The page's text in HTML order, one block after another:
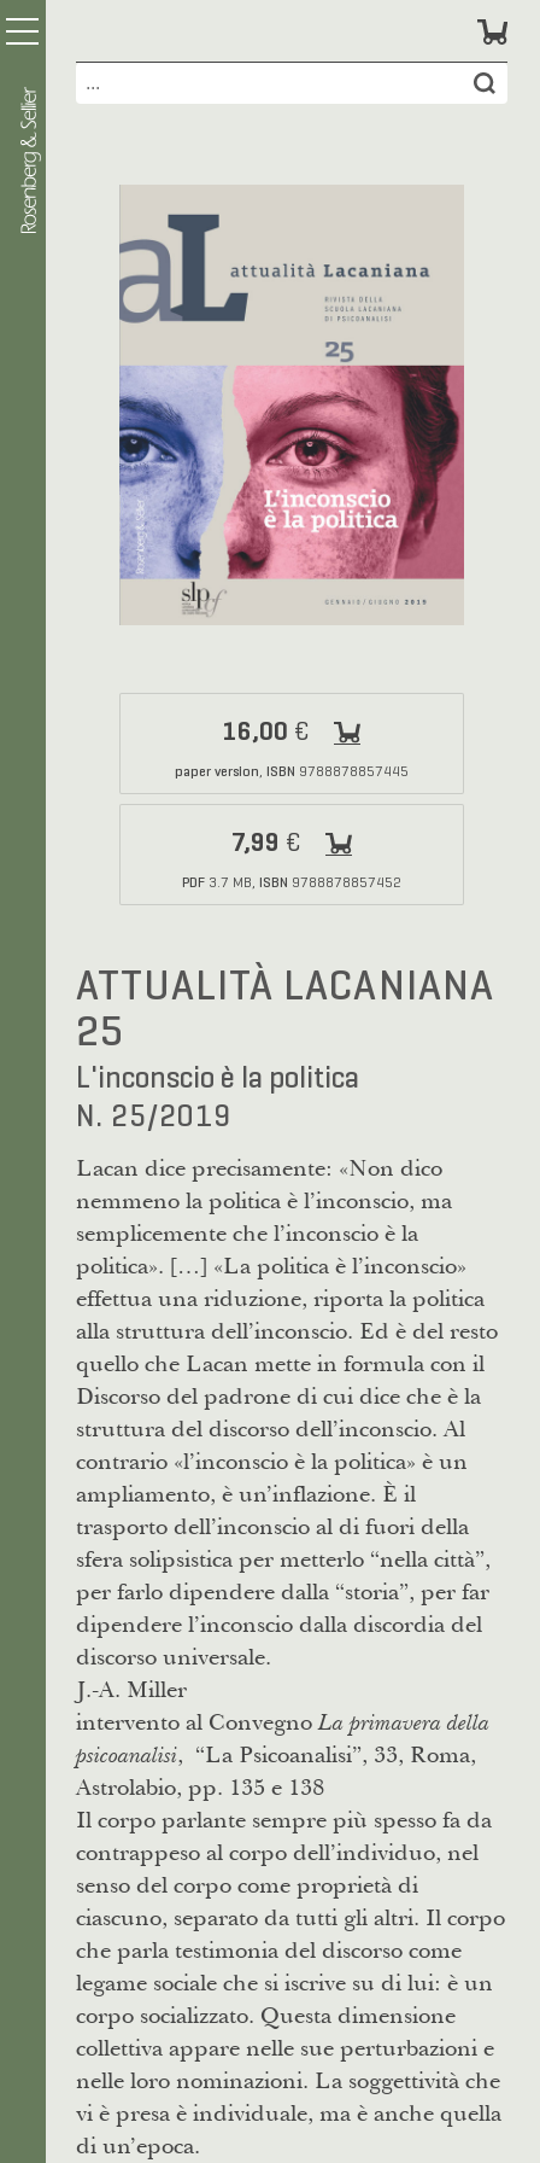
16,00 €
paper version, ISBN 9788878857445
7,99 €
PDF3.7 MB, ISBN 9788878857452
ATTUALITÀ LACANIANA
25
L'inconscio è la politica
N. 25/2019
Lacan dice precisamente: «Non dico
nemmeno la politica è l’inconscio, ma
semplicemente che l’inconscio è la
politica». […] «La politica è l’inconscio»
effettua una riduzione, riporta la politica
alla struttura dell’inconscio. Ed è del resto
quello che Lacan mette in formula con il
Discorso del padrone di cui dice che è la
struttura del discorso dell’inconscio. Al
contrario «l’inconscio è la politica» è un
ampliamento, è un’inflazione. È il
trasporto dell’inconscio al di fuori della
sfera solipsistica per metterlo “nella città”,
per farlo dipendere dalla “storia”, per far
dipendere l’inconscio dalla discordia del
discorso universale.
J.-A. Miller
intervento al ConvegnoLa primavera della
psicoanalisi, “La Psicoanalisi”, 33, Roma,
Astrolabio, pp. 135 e 138
Il corpo parlante sempre più spesso fa da
contrappeso al corpo dell’individuo, nel
senso del corpo come proprietà di
ciascuno, separato da tutti gli altri. Il corpo
che parla testimonia del discorso come
legame sociale che si iscrive su di lui: è un
corpo socializzato. Questa dimensione
collettiva appare nelle sue perturbazioni e
nelle loro nominazioni. La soggettività che
vi è presa è individuale, ma è anche quella
di un’epoca.